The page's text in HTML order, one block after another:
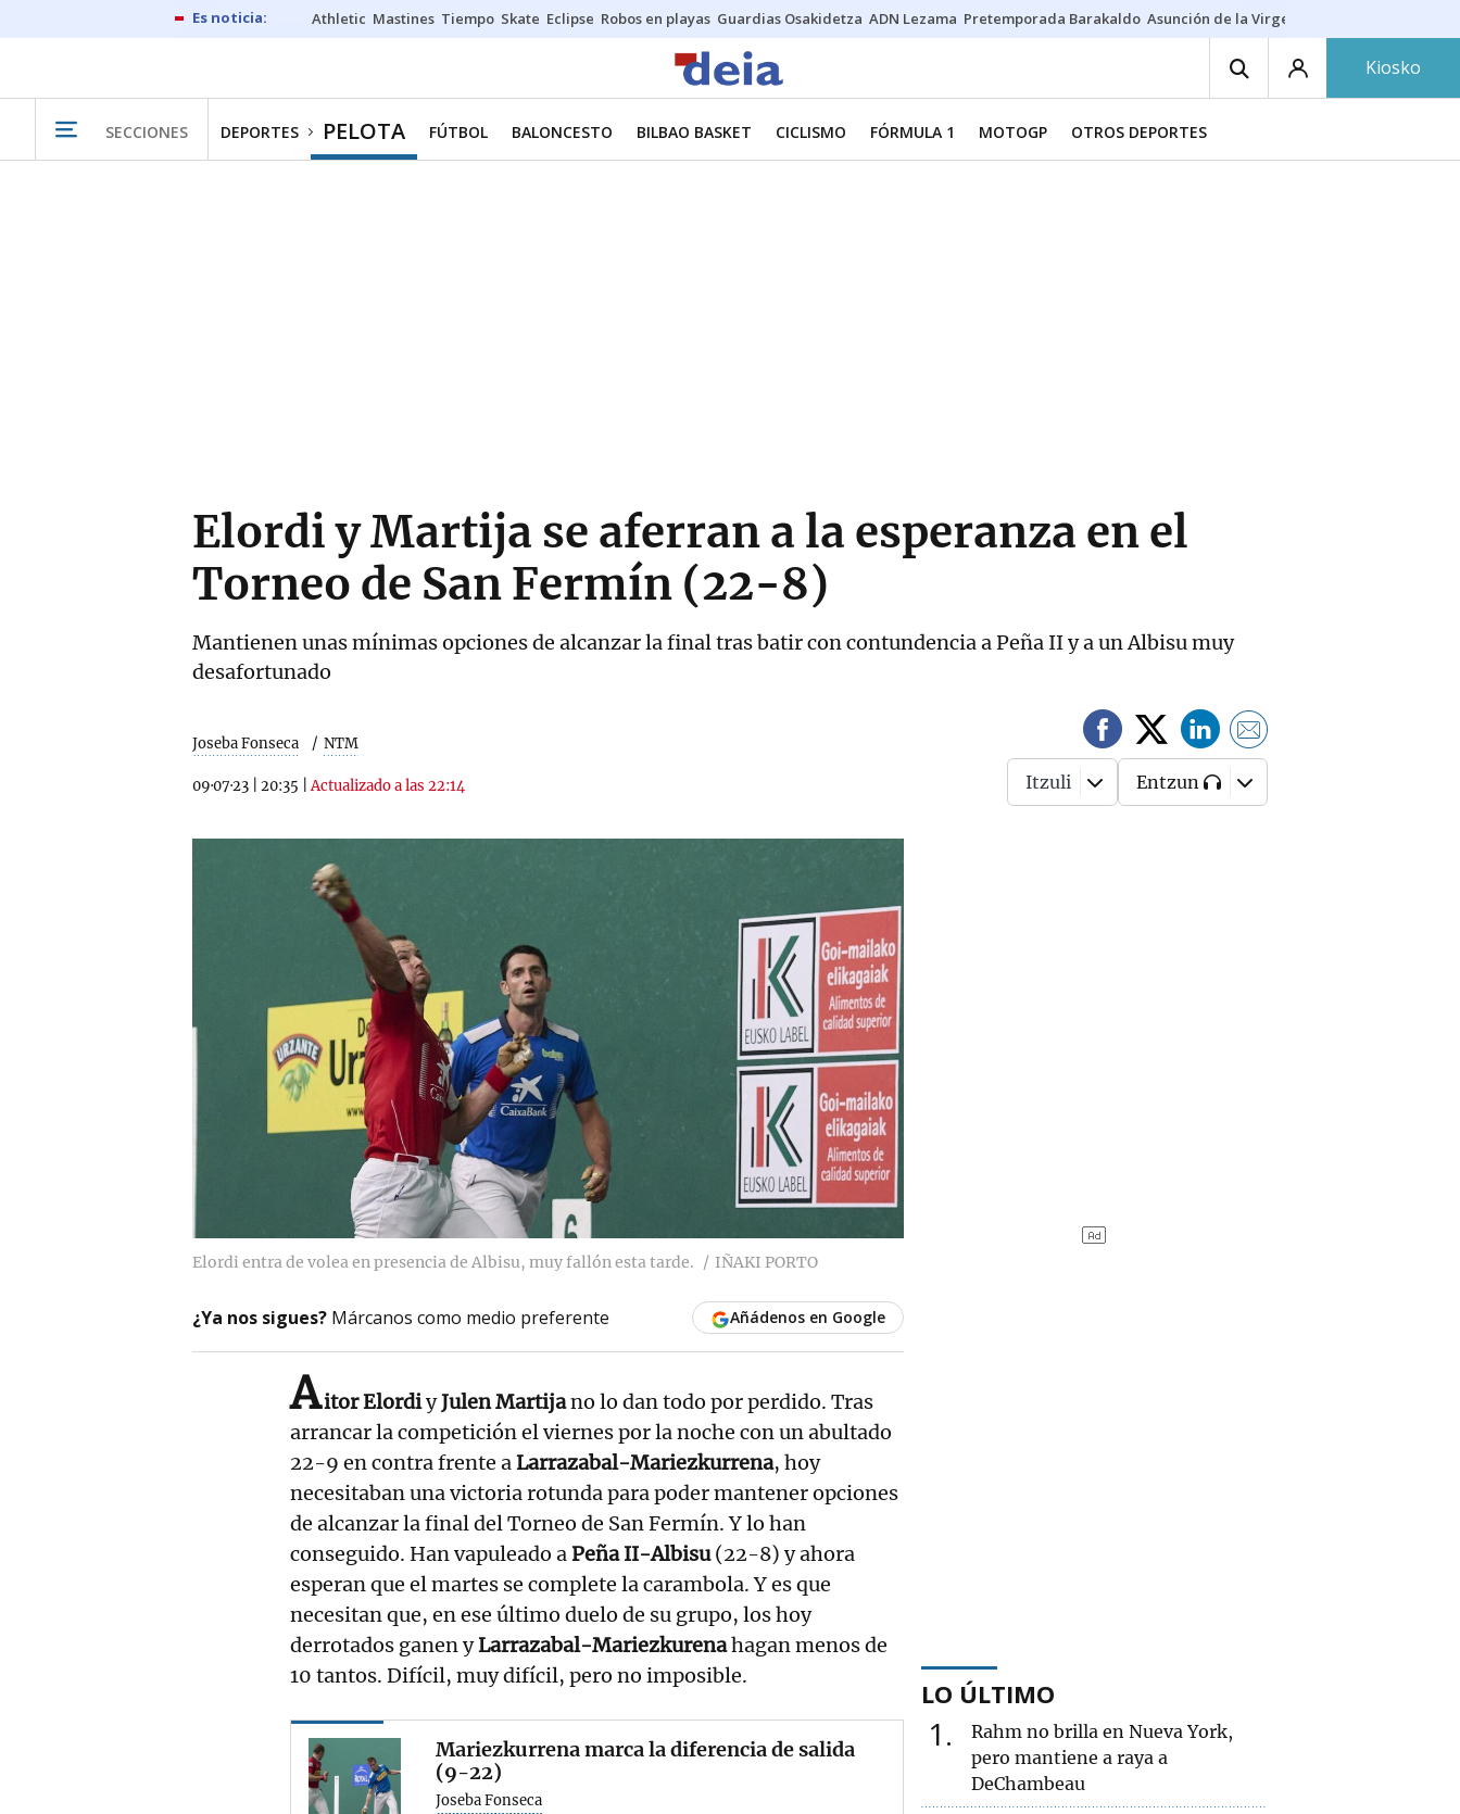
Athletic Mastines Tiempo Skate Eclipse Robos en playas Guardias Osakidetza ADN Lezama Pretemporada Barakaldo Asunción de la Virgen
Kiosko
SECCIONES DEPORTES PELOTA FÚTBOL BALONCESTO BILBAO BASKET CICLISMO FÓRMULA 1 MOTOGP OTROS DEPORTES
Elordi y Martija se aferran a la esperanza en el
Torneo de San Fermín (22-8)
Mantienen unas mínimas opciones de alcanzar la final tras batir con contundencia a Peña II y a un Albisu muy
desafortunado
Joseba Fonseca NTM
09·07·23 20:35 |Actualizado a las 22:14 Itzuli Entzun
Elordi entra de volea en presencia de Albisu, muy fallón esta tarde. IÑAKI PORTO
¿Ya nos sigues? Márcanos como medio preferente Añádenos en Google
Aitor ElordiyJulen Martijano lo dan todo por perdido. Tras
arrancar la competición el viernes por la noche con un abultado
22-9 en contra frente aLarrazabal-Mariezkurrena, hoy
necesitaban una victoria rotunda para poder mantener opciones
de alcanzar la final del Torneo de San Fermín. Y lo han
conseguido. Han vapuleado aPeña II-Albisu(22-8) y ahora
esperan que el martes se complete la carambola. Y es que
necesitan que, en ese último duelo de su grupo, los hoy
derrotados ganen yLarrazabal-Mariezkurenahagan menos de
10 tantos. Difícil, muy difícil, pero no imposible.
Mariezkurrena marca la diferencia de salida
(9-22)
Joseba Fonseca
LO ÚLTIMO
1
Rahm no brilla en Nueva York,
pero mantiene a raya a
DeChambeau